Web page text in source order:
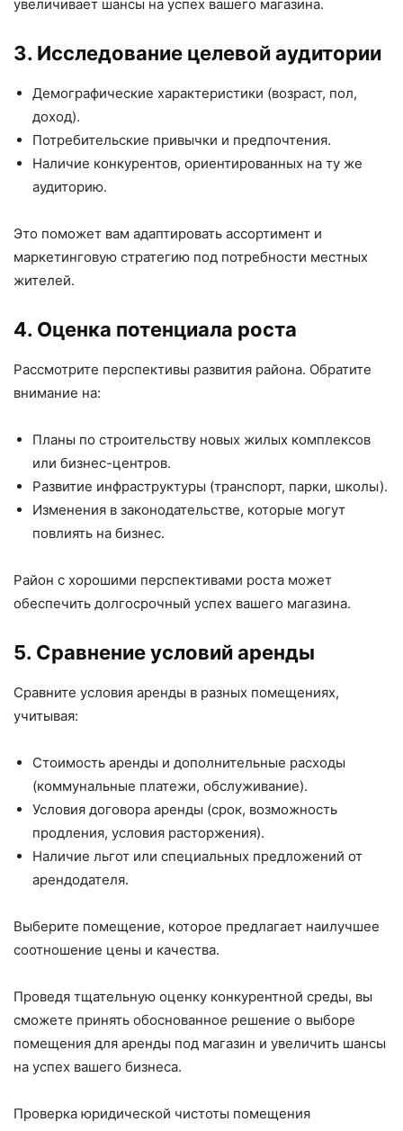
увеличивает шансы на успех вашего магазина.
3. Исследование целевой аудитории
Демографические характеристики (возраст, пол,
доход).
Потребительские привычки и предпочтения.
Наличие конкурентов, ориентированных на ту же
аудиторию.
Это поможет вам адаптировать ассортимент и
маркетинговую стратегию под потребности местных
жителей.
4. Оценка потенциала роста
Рассмотрите перспективы развития района. Обратите
внимание на:
Планы по строительству новых жилых комплексов
или бизнес-центров.
Развитие инфраструктуры (транспорт, парки, школы).
Изменения в законодательстве, которые могут
повлиять на бизнес.
Район с хорошими перспективами роста может
обеспечить долгосрочный успех вашего магазина.
5. Сравнение условий аренды
Сравните условия аренды в разных помещениях,
учитывая:
Стоимость аренды и дополнительные расходы
(коммунальные платежи, обслуживание).
Условия договора аренды (срок, возможность
продления, условия расторжения).
Наличие льгот или специальных предложений от
арендодателя.
Выберите помещение, которое предлагает наилучшее
соотношение цены и качества.
Проведя тщательную оценку конкурентной среды, вы
сможете принять обоснованное решение о выборе
помещения для аренды под магазин и увеличить шансы
на успех вашего бизнеса.
Проверка юридической чистоты помещения